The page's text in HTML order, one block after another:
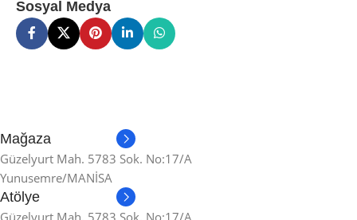
Sosyal Medya
Mağaza
Güzelyurt Mah. 5783 Sok. No:17/A
Yunusemre/MANİSA
Atölye
Güzelyurt Mah. 5783 Sok. No:17/A